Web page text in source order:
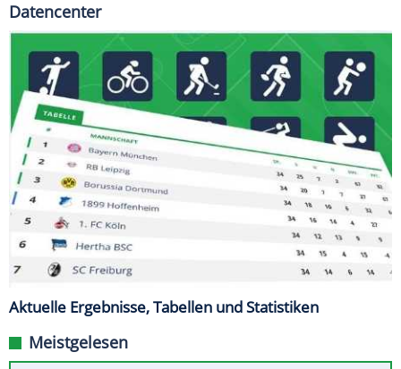
Datencenter
Aktuelle Ergebnisse, Tabellen und Statistiken
Meistgelesen